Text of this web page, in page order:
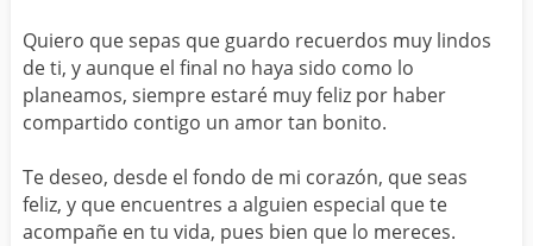
Quiero que sepas que guardo recuerdos muy lindos
de ti, y aunque el final no haya sido como lo
planeamos, siempre estaré muy feliz por haber
compartido contigo un amor tan bonito.
Te deseo, desde el fondo de mi corazón, que seas
feliz, y que encuentres a alguien especial que te
acompañe en tu vida, pues bien que lo mereces.